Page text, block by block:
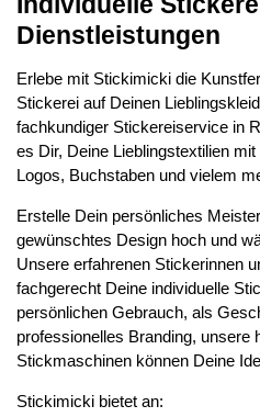
Dienstleistungen
Erlebe mit Stickimicki die
Stickerei auf Deinen
fachkundiger Stickereiservice in
es Dir, Deine Lieblingstextilien
Logos, Buchstaben und vielem
Erstelle Dein persönliches
gewünschtes Design hoch und
Unsere erfahrenen Stickerinnen
fachgerecht Deine individuelle
persönlichen Gebrauch, als
professionelles Branding, unsere
Stickmaschinen können Deine
Stickimicki bietet an: